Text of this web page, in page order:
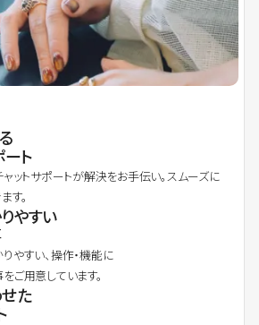
ート
ャットサポートが解決をお手伝い。スムーズに
す。
やすい
やすい、操作・機能に
ご用意しています。
た